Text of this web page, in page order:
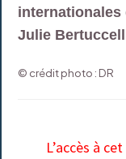
internationales
Julie
© crédit photo : DR
L’accès à